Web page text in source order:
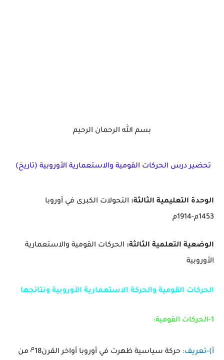
بسم الله الرحمان الرحيم
تحضير درس الحركات القومية والاستعمارية الأوروبية (تاريخ)
الوحدة التعليمية الثالثة: التحولات الكبرى في أوروبا
1453م-1914م
الوضعية التعلمية الثالثة: الحركات القومية والاستعمارية
الأوروبية
الحركات القومية والحركة الاستعمارية الأوروبية ونتائجها
1-الحركات القومية:
أ)-تعريف: حركة سياسية ظهرت في أوروبا أواخر القرن18 م من